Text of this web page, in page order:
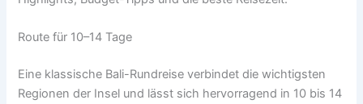
Route für 10–14 Tage
Eine klassische Bali-Rundreise verbindet die wichtigsten
Regionen der Insel und lässt sich hervorragend in 10 bis 14